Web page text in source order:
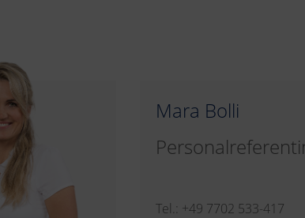
Mara Bolli
Tel.: +49 7702 533-417